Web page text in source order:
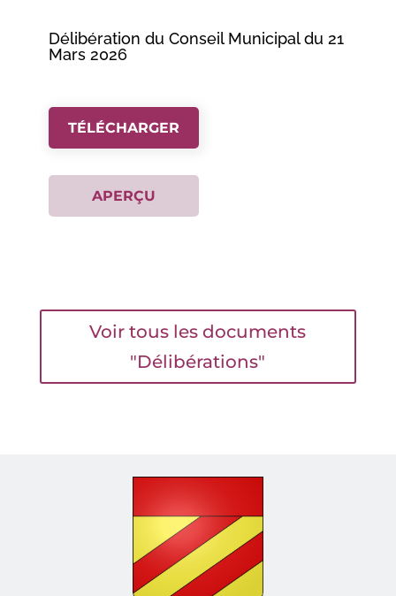
Délibération du Conseil Municipal du 21
Mars 2026
TÉLÉCHARGER
APERÇU
Voir tous les documents
"Délibérations"